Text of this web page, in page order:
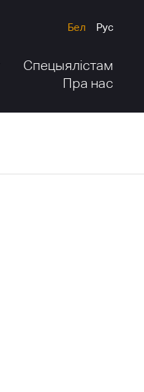
Бел Рус
Спецыялістам
Пра нас